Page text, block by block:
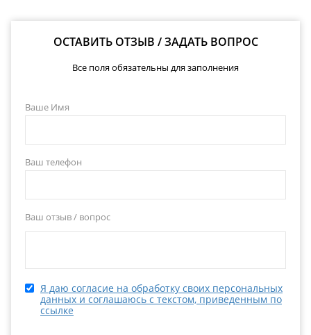
ОСТАВИТЬ ОТЗЫВ / ЗАДАТЬ ВОПРОС
Все поля обязательны для заполнения
Ваше Имя
Ваш телефон
Ваш отзыв / вопрос
Я даю согласие на обработку своих персональных
данных и соглашаюсь с текстом, приведенным по
ссылке